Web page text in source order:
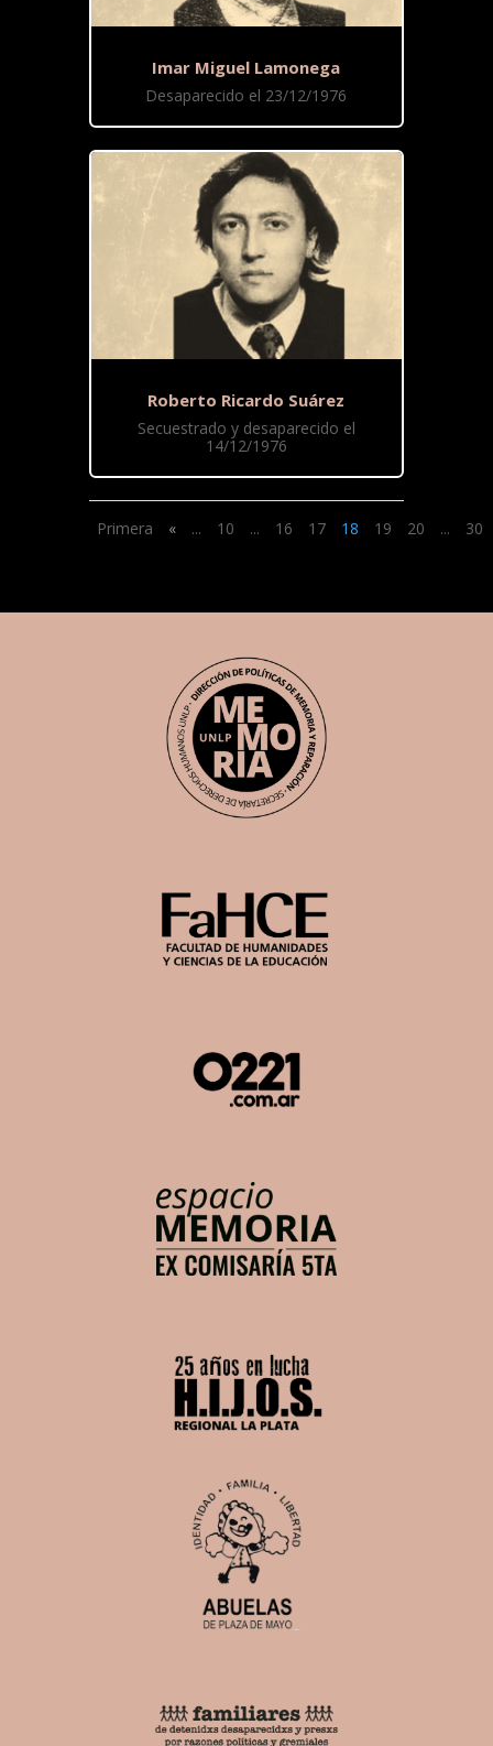
Imar Miguel Lamonega
Desaparecido el 23/12/1976
Roberto Ricardo Suárez
Secuestrado y desaparecido el
14/12/1976
Primera « ... 10 ... 16 17 18 19 20 ... 30